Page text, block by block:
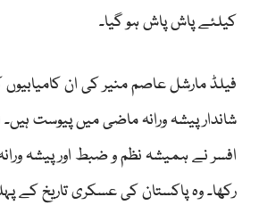
کیلئے پاش پاش ہو گیا۔
فیلڈ مارشل عاصم منیر کی ان کامیابیوں
شاندار پیشہ ورانہ ماضی میں پیوست ہیں۔
افسر نے ہمیشہ نظم و ضبط اور پیشہ ورانہ
رکھا۔ وہ پاکستان کی عسکری تاریخ کے پہلے